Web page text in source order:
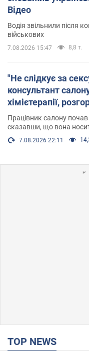
Відео
Водія звільнили після
військових
7.08.2026 15:47 8,8 т.
"Не слідкує за
консультант
хімієтерапії,
Працівник салону почав
сказавши, що вона
7.08.2026 22:11
TOP NEWS